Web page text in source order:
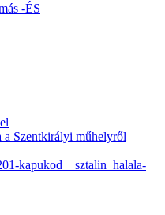
-ÉS
a Szentkirályi műhelyről
kapukod__sztalin_halala-